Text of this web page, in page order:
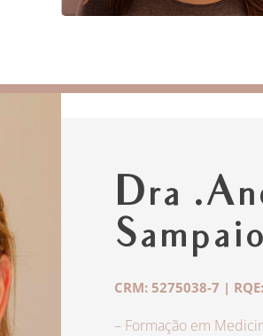
Dra
Sampaio
CRM: 5275038-7 |
– Formação em